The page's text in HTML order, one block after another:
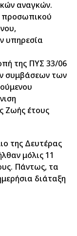
αναγκών.
προσωπικού
υπηρεσία
της ΠΥΣ 33/06
συμβάσεων των
Ζωής έτους
της Δευτέρας
μόλις 11
Πάντως, τα
διάταξη